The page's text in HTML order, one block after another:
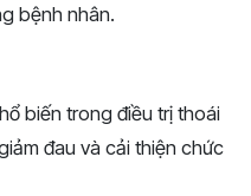
bệnh nhân.
biến trong điều trị thoái
đau và cải thiện chức